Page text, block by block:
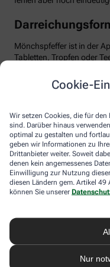
Cookie-
Wir setzen Cookies, die für
sind. Darüber hinaus
optimal zu gestalten und
geben wir Informationen zu
Drittanbieter weiter. Soweit
denen kein angemessenes
Einwilligung zur Nutzung
diesen Ländern gem. Artikel 49
können Sie unserer
Nur
Mönchspfeffer ist in der
Tabletten, Tropfen oder
mg pro Tag. Wichtig:
mindestens über drei
Regel gut verträglich.
besprechen, besonders
Medikamenten, die auf
beispielsweise bei
Mönchspfeffer nicht in
eingenommen werden,
kann.